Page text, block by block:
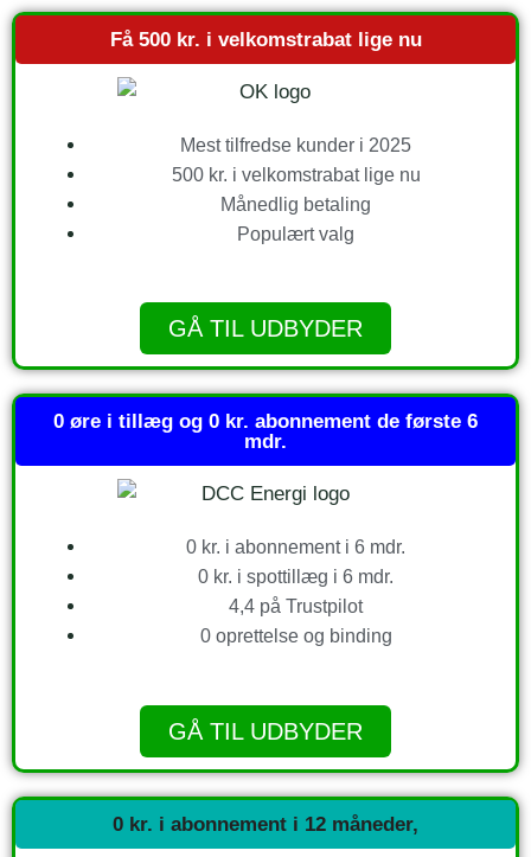
Få 500 kr. i velkomstrabat lige nu
Mest tilfredse kunder i 2025
500 kr. i velkomstrabat lige nu
Månedlig betaling
Populært valg
GÅ TIL UDBYDER
0 øre i tillæg og 0 kr. abonnement de første 6
mdr.
0 kr. i abonnement i 6 mdr.
0 kr. i spottillæg i 6 mdr.
4,4 på Trustpilot
0 oprettelse og binding
GÅ TIL UDBYDER
0 kr. i abonnement i 12 måneder,